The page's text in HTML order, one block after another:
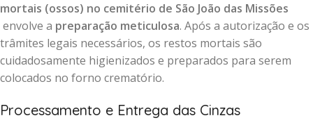
mortais (ossos) no cemitério de São João das Missões
envolve a preparação meticulosa. Após a autorização e os
trâmites legais necessários, os restos mortais são
cuidadosamente higienizados e preparados para serem
colocados no forno crematório.
Processamento e Entrega das Cinzas